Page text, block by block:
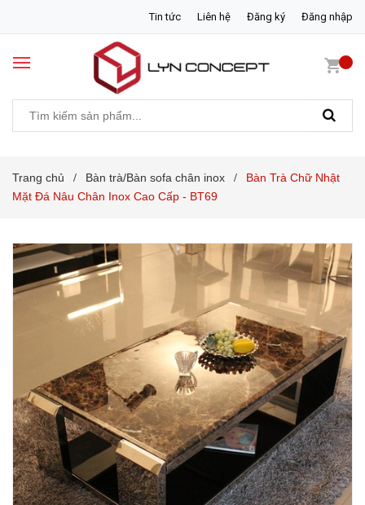
Tin tức Liên hệ Đăng ký Đăng nhập
Trang chủ / Bàn trà/Bàn sofa chân inox /
Bàn Trà Chữ Nhật
Mặt Đá Nâu Chân Inox Cao Cấp - BT69